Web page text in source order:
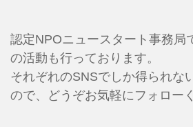
認定NPOニュースタート事務局
の活動も行っております。
それぞれのSNSでしか得られな
ので、どうぞお気軽にフォロー